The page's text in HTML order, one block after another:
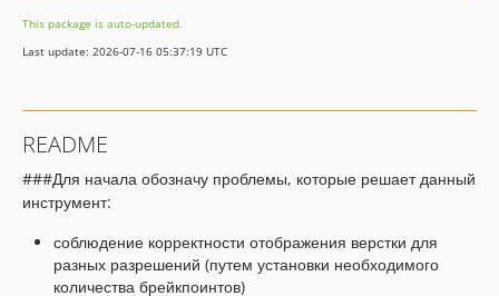
This package is auto-updated.
Last update: 2026-07-16 05:37:19 UTC
README
###Для начала обозначу проблемы, которые решает данный
инструмент:
соблюдение корректности отображения верстки для
разных разрешений (путем установки необходимого
количества брейкпоинтов)